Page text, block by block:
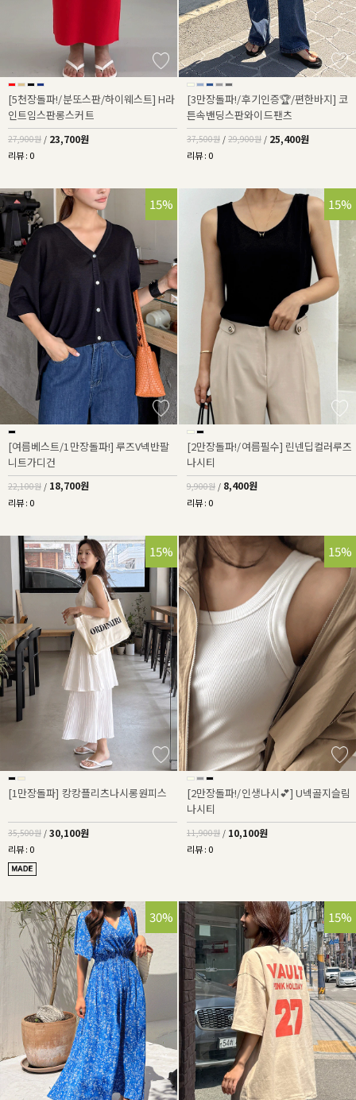
[5천장돌파!/분또스판/하이웨스트] H라
인트임스판롱스커트
27,900원 / 23,700원
리뷰 : 0
[3만장돌파!/후기인증🏆/편한바지] 코
튼속밴딩스판와이드팬츠
37,500원 / 29,900원 / 25,400원
리뷰 : 0
15%
[여름베스트/1만장돌파!] 루즈V넥반팔
니트가디건
22,100원 / 18,700원
리뷰 : 0
15%
[2만장돌파!/여름필수] 린넨딥컬러루즈
나시티
9,900원 / 8,400원
리뷰 : 0
15%
[1만장돌파] 캉캉플리츠나시롱원피스
35,500원 / 30,100원
리뷰 : 0
15%
[2만장돌파!/인생나시💕] U넥골지슬림
나시티
11,900원 / 10,100원
리뷰 : 0
30% 15%